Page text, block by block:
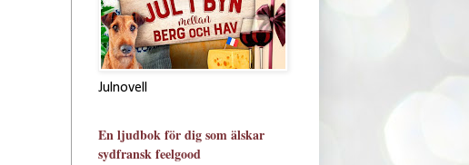
Julnovell
En ljudbok för dig som älskar
sydfransk feelgood